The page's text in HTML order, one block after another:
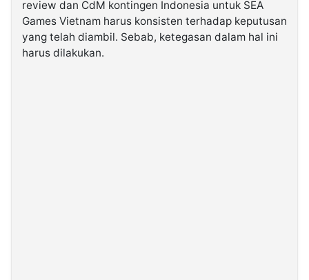
review dan CdM kontingen Indonesia untuk SEA
Games Vietnam harus konsisten terhadap keputusan
yang telah diambil. Sebab, ketegasan dalam hal ini
harus dilakukan.